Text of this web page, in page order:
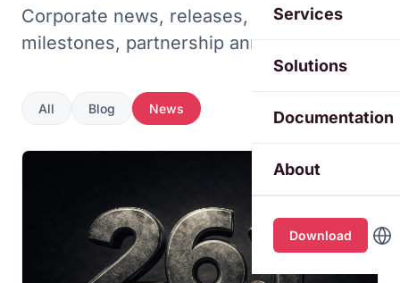
Services
Solutions
Documentation
About
Download
Corporate news, releases, regulatory
milestones, partnership announcements.
All Blog News